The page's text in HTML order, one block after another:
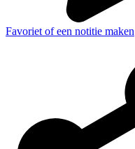
Favoriet of een notitie maken